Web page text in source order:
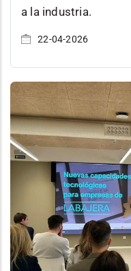
a la industria.
22-04-2026